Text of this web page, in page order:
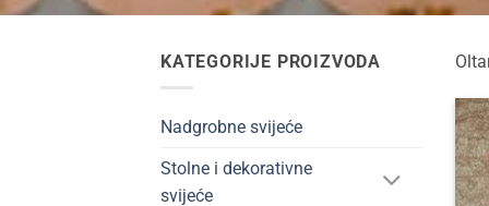
KATEGORIJE PROIZVODA
Nadgrobne svijeće
Stolne i dekorativne
svijeće